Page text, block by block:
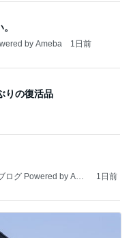
by Ameba 1日前
りの復活品
ログ Powered by Ame
1日前